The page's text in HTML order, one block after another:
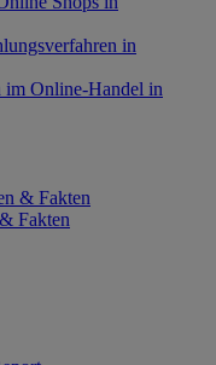
in
im Online-Handel in
& Fakten
Fakten